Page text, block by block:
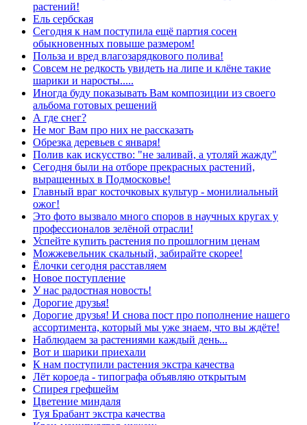
растений!
Ель сербская
Сегодня к нам поступила ещё партия сосен
обыкновенных повыше размером!
Польза и вред влагозарядкового полива!
Совсем не редкость увидеть на липе и клёне такие
шарики и наросты.....
Иногда буду показывать Вам композиции из своего
альбома готовых решений
А где снег?
Не мог Вам про них не рассказать
Обрезка деревьев с января!
Полив как искусство: "не заливай, а утоляй жажду"
Сегодня были на отборе прекрасных растений,
выращенных в Подмосковье!
Главный враг косточковых культур - монилиальный
ожог!
Это фото вызвало много споров в научных кругах у
профессионалов зелёной отрасли!
Успейте купить растения по прошлогним ценам
Можжевельник скальный, забирайте скорее!
Ёлочки сегодня расставляем
Новое поступление
У нас радостная новость!
Дорогие друзья!
Дорогие друзья! И снова пост про пополнение нашего
ассортимента, который мы уже знаем, что вы ждёте!
Наблюдаем за растениями каждый день...
Вот и шарики приехали
К нам поступили растения экстра качества
Лёт короеда - типографа объявляю открытым
Спирея грефшейм
Цветение миндаля
Туя Брабант экстра качества